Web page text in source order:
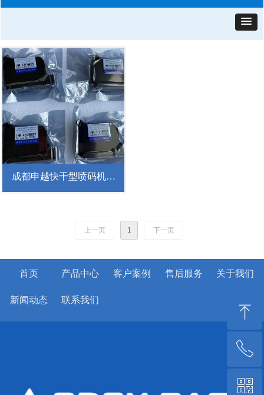
成都申越快干型喷码机溶
剂打码机墨块墨水
上一页 1 下一页
首页 产品中心 客户案例 售后服务 关于我们
新闻动态 联系我们
ꁸ
回到顶部
ꂅ
18180524098
ꀥ